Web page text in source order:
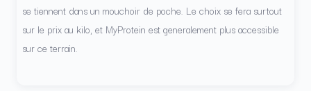
se tiennent dans un mouchoir de poche. Le choix se fera surtout
sur le prix au kilo, et MyProtein est generalement plus accessible
sur ce terrain.